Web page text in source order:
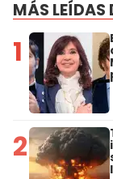
MÁS LEÍDAS
1
2